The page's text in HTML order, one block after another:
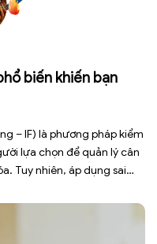
biến khiến bạn
– IF) là phương pháp kiểm
lựa chọn để quản lý cân
Tuy nhiên, áp dụng sai